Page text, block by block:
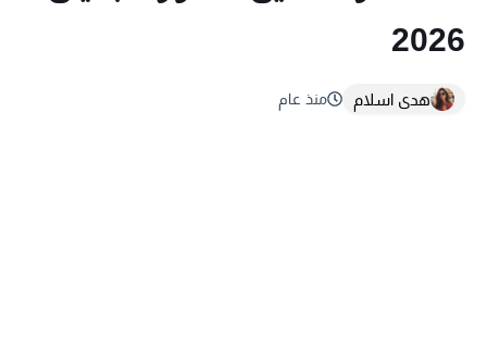
2026
هدى اسلام منذ عام